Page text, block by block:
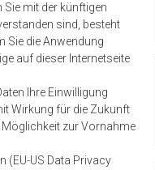
mit der künftigen
sind, besteht
Sie die Anwendung
auf dieser Internetseite
Ihre Einwilligung
Wirkung für die Zukunft
zur Vornahme
(EU-US Data Privacy